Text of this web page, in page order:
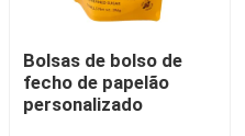
Bolsas de bolso de
fecho de papelão
personalizado